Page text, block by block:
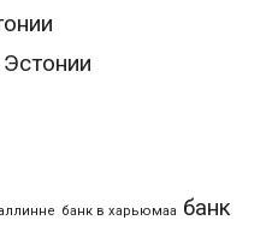
банк в харьюмаа банк